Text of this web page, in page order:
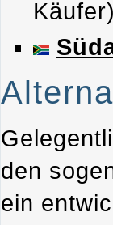
Käufer)
den
ein